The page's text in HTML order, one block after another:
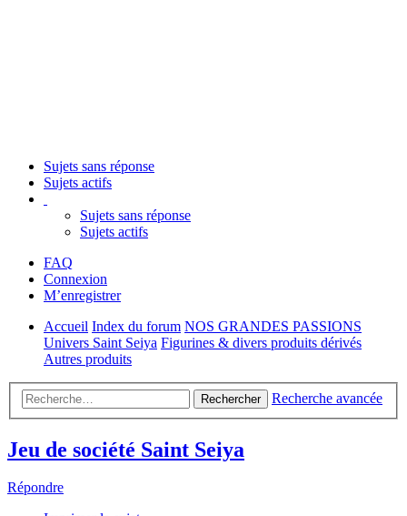
Sujets sans réponse
Sujets actifs
Sujets sans réponse
Sujets actifs
FAQ
Connexion
M’enregistrer
Accueil Index du forum NOS GRANDES PASSIONS
Univers Saint Seiya Figurines & divers produits dérivés
Autres produits
Rechercher Recherche avancée
Jeu de société Saint Seiya
Répondre